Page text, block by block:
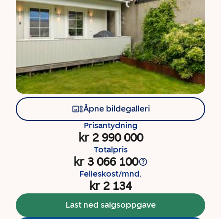
Åpne bildegalleri
Prisantydning
kr 2 990 000
Totalpris
kr 3 066 100
Felleskost/mnd.
kr 2 134
Last ned salgsoppgave